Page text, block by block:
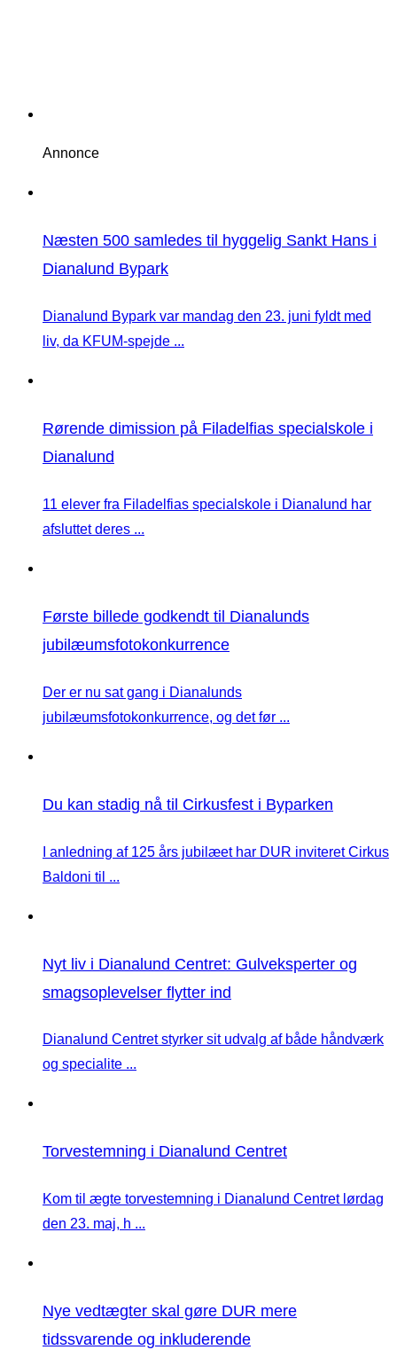
Annonce
Næsten 500 samledes til hyggelig Sankt Hans i
Dianalund Bypark
Dianalund Bypark var mandag den 23. juni fyldt med
liv, da KFUM-spejde ...
Rørende dimission på Filadelfias specialskole i
Dianalund
11 elever fra Filadelfias specialskole i Dianalund har
afsluttet deres ...
Første billede godkendt til Dianalunds
jubilæumsfotokonkurrence
Der er nu sat gang i Dianalunds
jubilæumsfotokonkurrence, og det før ...
Du kan stadig nå til Cirkusfest i Byparken
I anledning af 125 års jubilæet har DUR inviteret Cirkus
Baldoni til ...
Nyt liv i Dianalund Centret: Gulveksperter og
smagsoplevelser flytter ind
Dianalund Centret styrker sit udvalg af både håndværk
og specialite ...
Torvestemning i Dianalund Centret
Kom til ægte torvestemning i Dianalund Centret lørdag
den 23. maj, h ...
Nye vedtægter skal gøre DUR mere
tidssvarende og inkluderende